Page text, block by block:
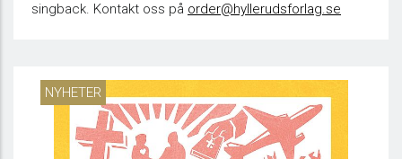
singback. Kontakt oss på order@hyllerudsforlag.se
NYHETER